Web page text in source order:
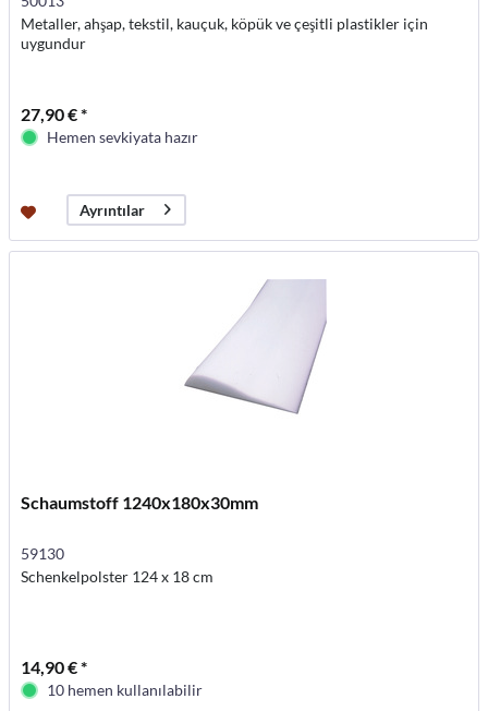
Metaller, ahşap, tekstil, kauçuk, köpük ve çeşitli plastikler için
uygundur
27,90 € *
Hemen sevkiyata hazır
Ayrıntılar
Schaumstoff 1240x180x30mm
59130
Schenkelpolster 124 x 18 cm
14,90 € *
10 hemen kullanılabilir